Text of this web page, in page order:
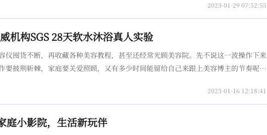
2023-01-29 07:52:55
构SGS 28天软水沐浴真人实验
囤货不断，再收藏各种美容教程，甚至还经常光顾美容院。先不说这一波操作下来
披荆斩棘，家庭要关爱照顾，又有多少时间能留给自己来跟上美容博主的节奏呢？
2023-01-16 12:18:41
庭小影院，生活新玩伴